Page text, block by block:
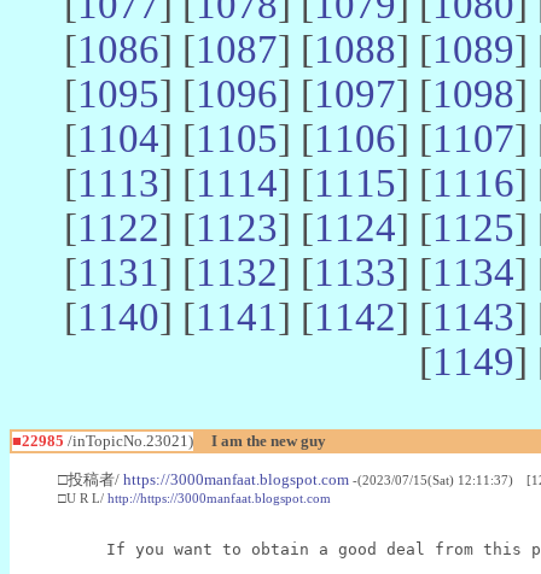
[1086] [1087] [1088] [1089]
[1095] [1096] [1097] [1098]
[1104] [1105] [1106] [1107]
[1113] [1114] [1115] [1116]
[1122] [1123] [1124] [1125]
[1131] [1132] [1133] [1134]
[1140] [1141] [1142] [1143]
[1149]
■22985 /inTopicNo.23021) I am the new guy
□投稿者/ https://3000manfaat.blogspot.com -(2023/07/15(Sat) 12:11:37)
□U R L/ http://https://3000manfaat.blogspot.com
If you want to obtain a good deal from this